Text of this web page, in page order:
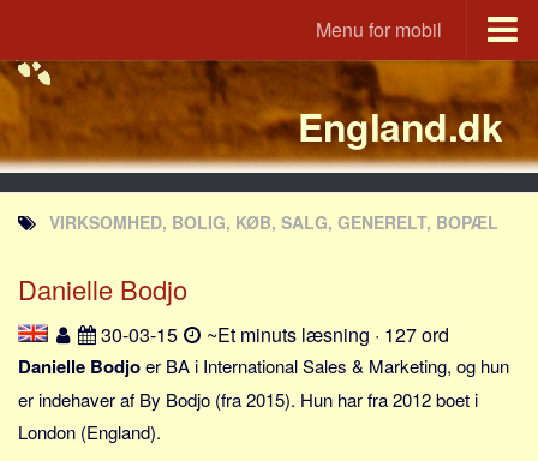
Menu for mobil
Portal
Udvandrerne.dk
Utvandrerne.no
Utvandrarna.se
Tyskland.dk
England.dk
JLKM.dk
Lande
Tyrkiet
England.dk
VIRKSOMHED, BOLIG, KØB, SALG, GENERELT, BOPÆL
Danielle Bodjo
30-03-15 ~Et minuts læsning · 127 ord
Danielle Bodjoer BA i International Sales & Marketing, og hun
er indehaver af By Bodjo (fra 2015). Hun har fra 2012 boet i
London (England).